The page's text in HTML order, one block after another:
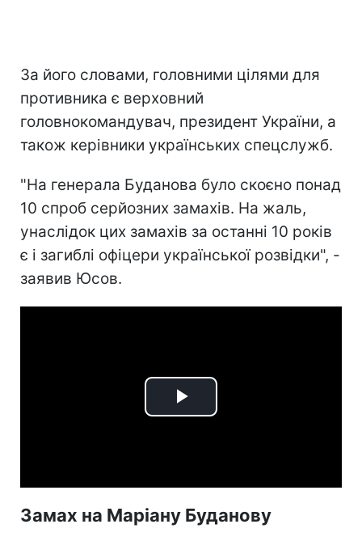
За його словами, головними цілями для
противника є верховний
головнокомандувач, президент України, а
також керівники українських спецслужб.
"На генерала Буданова було скоєно понад
10 спроб серйозних замахів. На жаль,
унаслідок цих замахів за останні 10 років
є і загиблі офіцери української розвідки", -
заявив Юсов.
Play
Замах на Маріану Буданову